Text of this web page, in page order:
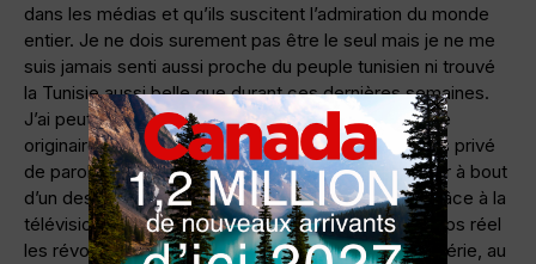
dans les médias et qu’ils suscitent l’admiration du monde
entier. Je ne dois surement pas être le seul mais je ne me
suis jamais senti aussi proche du peuple tunisien ni trouvé
la Tunisie aussi belle que durant ces dernières semaines.
J’ai peut être même eu un sentiment de fierté d’être
originaire de cette région là où un peuple longtemps privé
de parole a décidé de briser ses chaines et de venir à bout
d’un des régimes les plus autoritaires au monde. Grâce à la
télévision et Internet, le monde a vécu et vit en temps réel
les révoltes en Tunisie, en Égypte mais aussi en Algérie, au